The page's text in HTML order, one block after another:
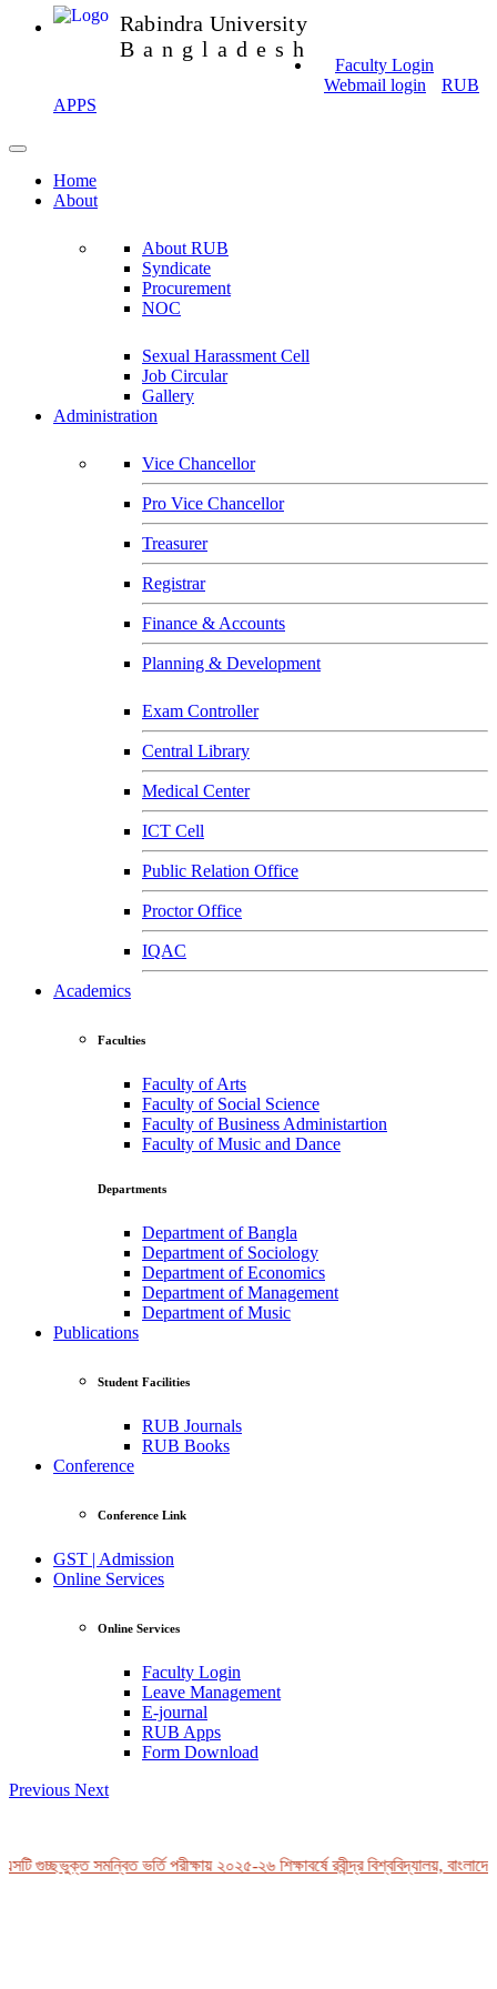
Rabindra University
Bangladesh
Faculty Login
Webmail login
RUB
APPS
Home
About
About RUB
Syndicate
Procurement
NOC
Sexual Harassment Cell
Job Circular
Gallery
Administration
Vice Chancellor
Pro Vice Chancellor
Treasurer
Registrar
Finance & Accounts
Planning & Development
Exam Controller
Central Library
Medical Center
ICT Cell
Public Relation Office
Proctor Office
IQAC
Academics
Faculties
Faculty of Arts
Faculty of Social Science
Faculty of Business Administartion
Faculty of Music and Dance
Departments
Department of Bangla
Department of Sociology
Department of Economics
Department of Management
Department of Music
Publications
Student Facilities
RUB Journals
RUB Books
Conference
Conference Link
GST | Admission
Online Services
Online Services
Faculty Login
Leave Management
E-journal
RUB Apps
Form Download
Previous Next
গুচ্ছভুক্ত সমন্বিত ভর্তি পরীক্ষায় ২০২৫-২৬ শিক্ষাবর্ষে রবীন্দ্র বিশ্ববিদ্যালয়,